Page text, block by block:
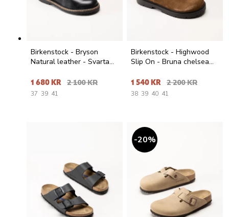
Birkenstock - Bryson
Natural leather - Svarta
1 680 KR 2 100 KR
37 39 41
Birkenstock - Highwood
Slip On - Bruna chelsea
1 540 KR 2 200 KR
38 39 40 41
20%